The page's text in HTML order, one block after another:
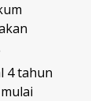
4 tahun